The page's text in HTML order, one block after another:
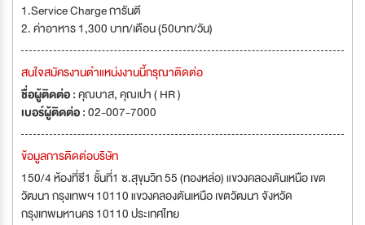
1.Service Charge การันตี
2. ค่าอาหาร 1,300 บาท/เดือน (ุ50บาท/วัน)
สนใจสมัครงานตำแหน่งงานนี้กรุณาติดต่อ
ชื่อผู้ติดต่อ :คุณบาส, คุณเปา ( HR )
เบอร์ผู้ติดต่อ :02-007-7000
ข้อมูลการติดต่อบริษัท
150/4 ห้องที่ซี1 ชั้นที่1 ซ.สุขุมวิท 55 (ทองหล่อ) แขวงคลองตันเหนือ เขต
วัฒนา กรุงเทพฯ 10110 แขวงคลองตันเหนือ เขตวัฒนา จังหวัด
กรุงเทพมหานคร 10110 ประเทศไทย